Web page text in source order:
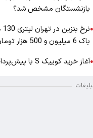
بازنشستگان مشخص شد؟
●
باک 6 میلیون و 500 هزار تومان!
●آغاز خرید کوییک S با پیش‌پرداخت ۴۹۹ میلیونی